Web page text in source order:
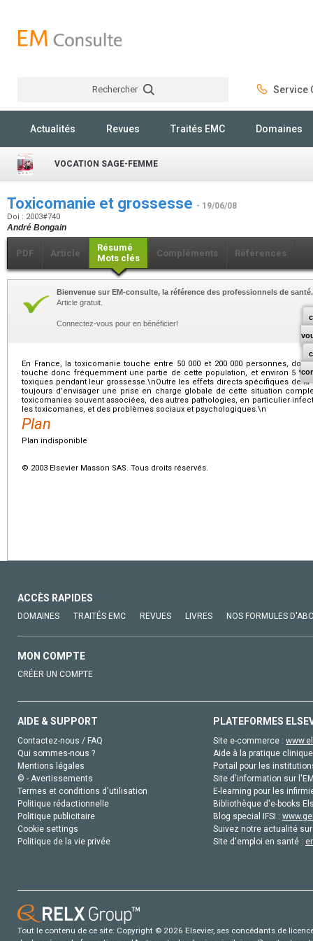
Rechercher Service
Actualités Revues Traités EMC Domaines
VOCATION SAGE-FEMME
Toxicomanie et grossesse - 19/06/08
Doi : 2003#740
André Bongain
PDF Article
Résumé
Mots clés
Compléments Références
Bienvenue sur EM-consulte, la référence des professionnels de santé.
Article gratuit.
Connectez-vous pour en bénéficier!
En France, la toxicomanie touche entre 50 000 et 200 000 personnes,
touche donc fréquemment une partie de cette population, et environ 5 %
toxiques pendant leur grossesse.\nOutre les effets directs spécifiques de
toujours d’envisager une prise en charge globale de cette situation
toxicomanies souvent associées, des autres pathologies, en particulier
les toxicomanes, et des problèmes sociaux et psychologiques.\n
Plan
Plan indisponible
© 2003 Elsevier Masson SAS. Tous droits réservés.
ACCÈS RAPIDES
DOMAINES TRAITÉS EMC REVUES LIVRES NOS FORMULES
MON COMPTE
CRÉER UN COMPTE
AIDE & SUPPORT
Contactez-nous / FAQ
Qui sommes-nous ?
Mentions légales
© - Avertissements
Termes et conditions d'utilisation
Politique rédactionnelle
Politique publicitaire
Cookie settings
Politique de la vie privée
PLATEFORMES
Site e-commerce :
Aide à la pratique
Portail pour les
Site d'information sur
E-learning pour les
Bibliothèque d'e-books
Blog special IFSI :
Suivez notre actualité
Site d'emploi en santé :
Tout le contenu de ce site: Copyright © 2026 Elsevier, ses concédants de